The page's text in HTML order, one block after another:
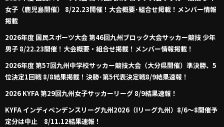
女子（鹿児島開催） 8/22.23開催！大会概要･組合せ掲載！メンバー情報
掲載
2026年度 国民スポーツ大会 第46回九州ブロック大会サッカー競技 少年
男子 8/22.23開催！大会概要・組合せ掲載！メンバー情報掲載！
2026年度 第57回九州中学校サッカー競技大会（大分県開催）準決勝、5
位決定1回戦 8/8結果掲載！決勝･第5代表決定戦8/9結果速報！
2026 KYFA 第29回九州女子サッカーリーグ 8/9結果速報！
KYFA インディペンデンスリーグ九州2026（Iリーグ九州）8/6～8開催予
定分は中止 8/11.12結果速報！